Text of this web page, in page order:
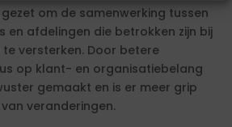
om de samenwerking tussen
en afdelingen die betrokken zijn bij
versterken. Door betere
op klant- en organisatiebelang
gemaakt en is er meer grip
veranderingen.